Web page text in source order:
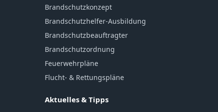
Brandschutzkonzept
Brandschutzhelfer-Ausbildung
Brandschutzbeauftragter
Brandschutzordnung
Feuerwehrpläne
Flucht- & Rettungspläne
Aktuelles & Tipps